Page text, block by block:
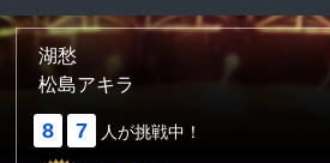
湖愁
松島アキラ
8 7 人が挑戦中！